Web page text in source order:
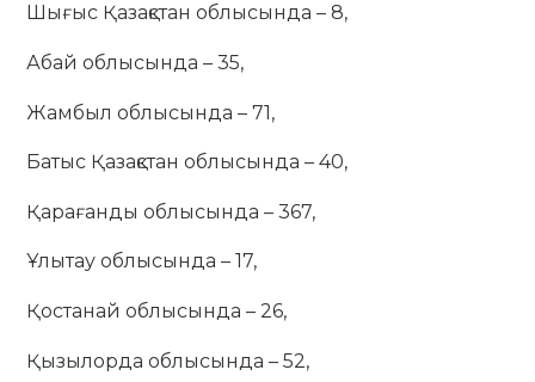
Шығыс Қазақстан облысында – 8,
Абай облысында – 35,
Жамбыл облысында – 71,
Батыс Қазақстан облысында – 40,
Қарағанды облысында – 367,
Ұлытау облысында – 17,
Қостанай облысында – 26,
Қызылорда облысында – 52,